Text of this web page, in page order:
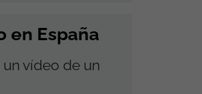
en España
un vídeo de un